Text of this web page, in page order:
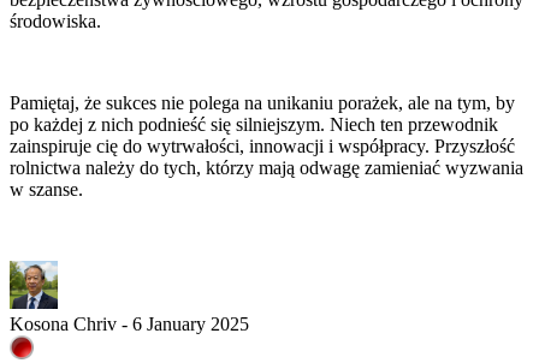
środowiska.
Pamiętaj, że sukces nie polega na unikaniu porażek, ale na tym, by
po każdej z nich podnieść się silniejszym. Niech ten przewodnik
zainspiruje cię do wytrwałości, innowacji i współpracy. Przyszłość
rolnictwa należy do tych, którzy mają odwagę zamieniać wyzwania
w szanse.
Kosona Chriv - 6 January 2025